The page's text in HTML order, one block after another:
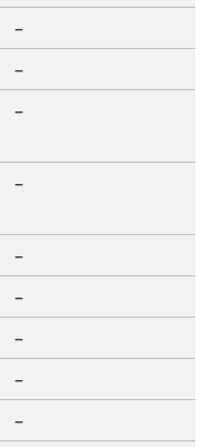
–
–
–
–
–
–
–
–
–